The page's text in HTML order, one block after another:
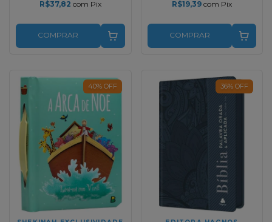
R$37,82 com Pix
COMPRAR
R$19,39 com Pix
COMPRAR
40% OFF 36% OFF